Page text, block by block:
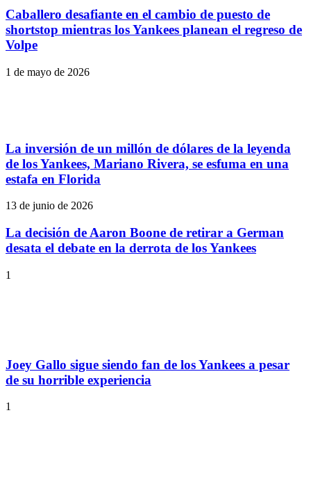
Caballero desafiante en el cambio de puesto de
shortstop mientras los Yankees planean el regreso de
Volpe
1 de mayo de 2026
La inversión de un millón de dólares de la leyenda
de los Yankees, Mariano Rivera, se esfuma en una
estafa en Florida
13 de junio de 2026
La decisión de Aaron Boone de retirar a German
desata el debate en la derrota de los Yankees
1
Joey Gallo sigue siendo fan de los Yankees a pesar
de su horrible experiencia
1